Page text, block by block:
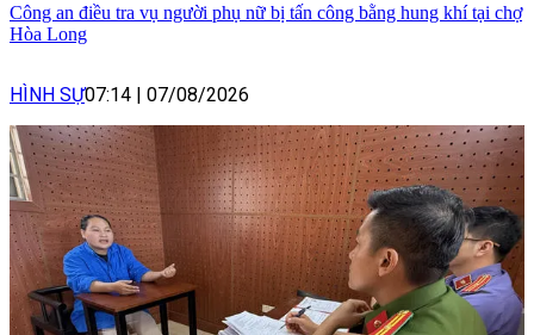
Công an điều tra vụ người phụ nữ bị tấn công bằng hung khí tại chợ
Hòa Long
HÌNH SỰ07:14 07/08/2026